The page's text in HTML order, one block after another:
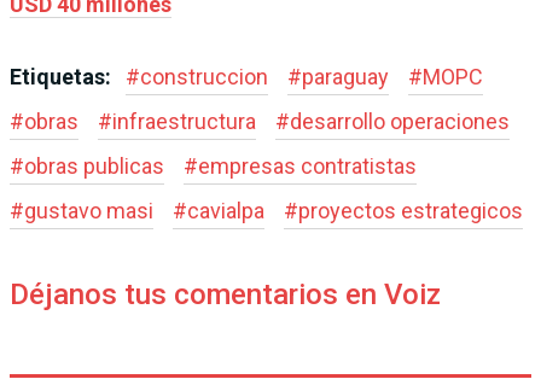
Etiquetas: #construccion #paraguay #MOPC
#obras #infraestructura #desarrollo operaciones
#obras publicas #empresas contratistas
#gustavo masi #cavialpa #proyectos estrategicos
Déjanos tus comentarios en Voiz